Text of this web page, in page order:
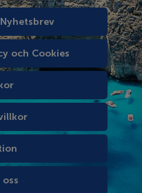
och Cookies